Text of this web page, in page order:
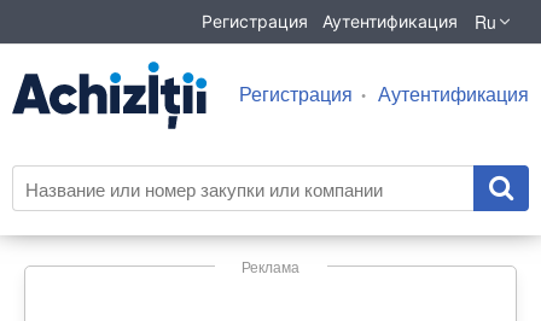
Регистрация Аутентификация Ru
Регистрация Аутентификация
Реклама